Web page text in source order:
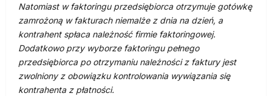
Natomiast w faktoringu przedsiębiorca otrzymuje gotówkę
zamrożoną w fakturach niemalże z dnia na dzień, a
kontrahent spłaca należność firmie faktoringowej.
Dodatkowo przy wyborze faktoringu pełnego
przedsiębiorca po otrzymaniu należności z faktury jest
zwolniony z obowiązku kontrolowania wywiązania się
kontrahenta z płatności.